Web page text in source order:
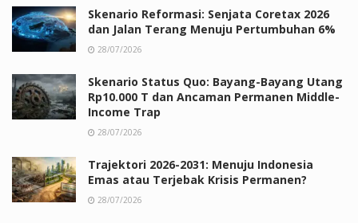
Skenario Reformasi: Senjata Coretax 2026
dan Jalan Terang Menuju Pertumbuhan 6%
28/07/2026
Skenario Status Quo: Bayang-Bayang Utang
Rp10.000 T dan Ancaman Permanen Middle-
Income Trap
28/07/2026
Trajektori 2026-2031: Menuju Indonesia
Emas atau Terjebak Krisis Permanen?
28/07/2026